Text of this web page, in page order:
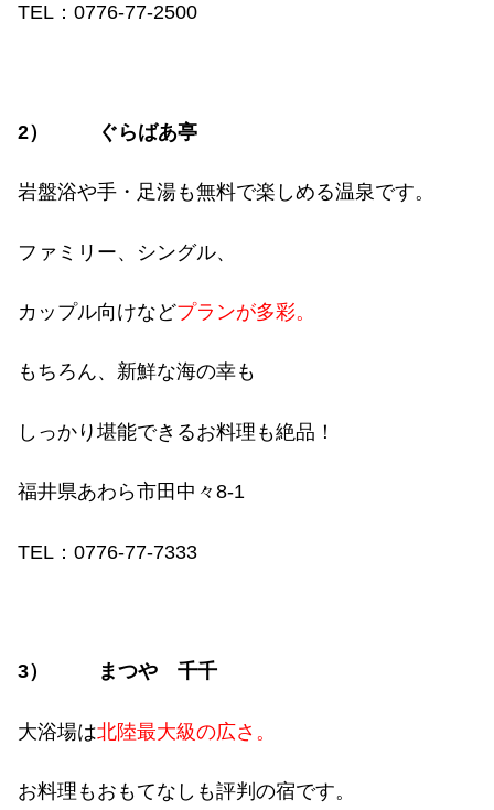
TEL ： 0776-77-2500
2） ぐらばあ亭
岩盤浴や手・足湯も無料で楽しめる温泉です。
ファミリー、シングル、
カップル向けなどプランが多彩。
もちろん、新鮮な海の幸も
しっかり堪能できるお料理も絶品！
福井県あわら市田中々 8-1
TEL ： 0776-77-7333
3） まつや 千千
大浴場は北陸最大級の広さ。
お料理もおもてなしも評判の宿です。